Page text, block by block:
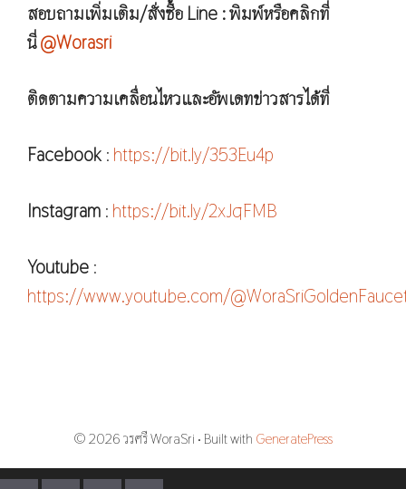
สอบถามเพิ่มเติม/สั่งซื้อ Line : พิมพ์หรือคลิกที่
นี่@Worasri
ติดตามความเคลื่อนไหวและอัพเดทข่าวสารได้ที่
Facebook : https://bit.ly/353Eu4p
Instagram : https://bit.ly/2xJqFMB
Youtube :
https://www.youtube.com/
© 2026 วรศรี WoraSri • Built with GeneratePress